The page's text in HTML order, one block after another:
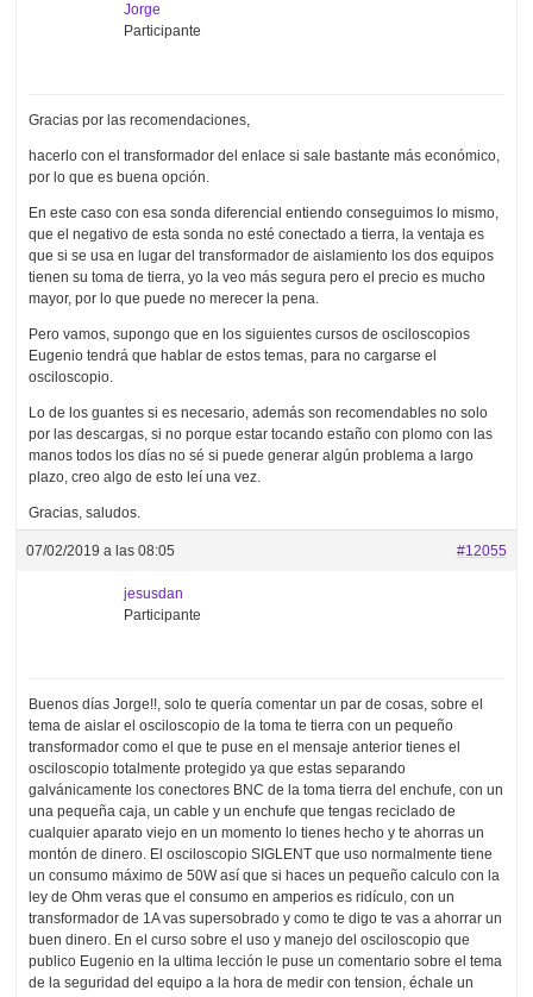
Jorge
Participante
Gracias por las recomendaciones,
hacerlo con el transformador del enlace si sale bastante más económico,
por lo que es buena opción.
En este caso con esa sonda diferencial entiendo conseguimos lo mismo,
que el negativo de esta sonda no esté conectado a tierra, la ventaja es
que si se usa en lugar del transformador de aislamiento los dos equipos
tienen su toma de tierra, yo la veo más segura pero el precio es mucho
mayor, por lo que puede no merecer la pena.
Pero vamos, supongo que en los siguientes cursos de osciloscopios
Eugenio tendrá que hablar de estos temas, para no cargarse el
osciloscopio.
Lo de los guantes si es necesario, además son recomendables no solo
por las descargas, si no porque estar tocando estaño con plomo con las
manos todos los días no sé si puede generar algún problema a largo
plazo, creo algo de esto leí una vez.
Gracias, saludos.
07/02/2019 a las 08:05 #12055
jesusdan
Participante
Buenos días Jorge!!, solo te quería comentar un par de cosas, sobre el
tema de aislar el osciloscopio de la toma te tierra con un pequeño
transformador como el que te puse en el mensaje anterior tienes el
osciloscopio totalmente protegido ya que estas separando
galvánicamente los conectores BNC de la toma tierra del enchufe, con un
una pequeña caja, un cable y un enchufe que tengas reciclado de
cualquier aparato viejo en un momento lo tienes hecho y te ahorras un
montón de dinero. El osciloscopio SIGLENT que uso normalmente tiene
un consumo máximo de 50W así que si haces un pequeño calculo con la
ley de Ohm veras que el consumo en amperios es ridículo, con un
transformador de 1A vas supersobrado y como te digo te vas a ahorrar un
buen dinero. En el curso sobre el uso y manejo del osciloscopio que
publico Eugenio en la ultima lección le puse un comentario sobre el tema
de la seguridad del equipo a la hora de medir con tension, échale un